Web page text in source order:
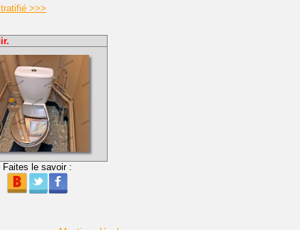
>>>
Faites le savoir :